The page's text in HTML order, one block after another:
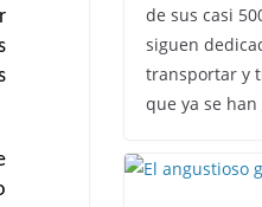
de sus casi
siguen
transportar y
que ya se